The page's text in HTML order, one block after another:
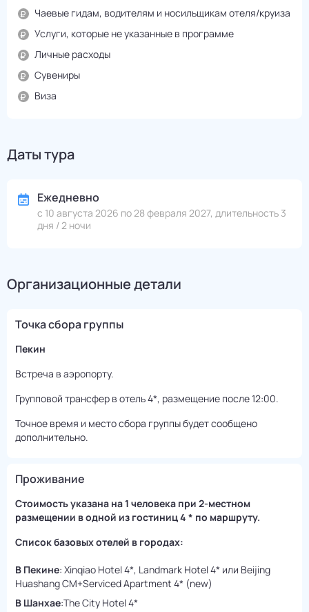
Чаевые гидам, водителям и носильщикам отеля/круиза
Услуги, которые не указанные в программе
Личные расходы
Сувениры
Виза
Даты тура
Ежедневно
с 10 августа 2026 по 28 февраля 2027, длительность 3
дня / 2 ночи
Организационные детали
Точка сбора группы
Пекин
Встреча в аэропорту.
Групповой трансфер в отель 4*, размещение после 12:00.
Точное время и место сбора группы будет сообщено
дополнительно.
Проживание
Стоимость указана на 1 человека при 2-местном
размещении в одной из гостиниц 4 * по маршруту.
Список базовых отелей в городах:
В Пекине: Xinqiao Hotel 4*, Landmark Hotel 4* или Beijing
Huashang CM+Serviced Apartment 4* (new)
В Шанхае:The City Hotel 4*